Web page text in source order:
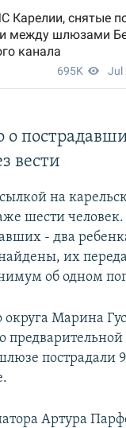
о
вести
на
шести
- два
их
об одном
округа Марина
пострадали
Артура